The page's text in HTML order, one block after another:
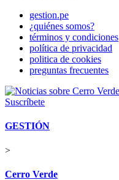
gestion.pe
¿quiénes somos?
términos y condiciones
política de privacidad
politica de cookies
preguntas frecuentes
Suscríbete
GESTIÓN
>
Cerro Verde